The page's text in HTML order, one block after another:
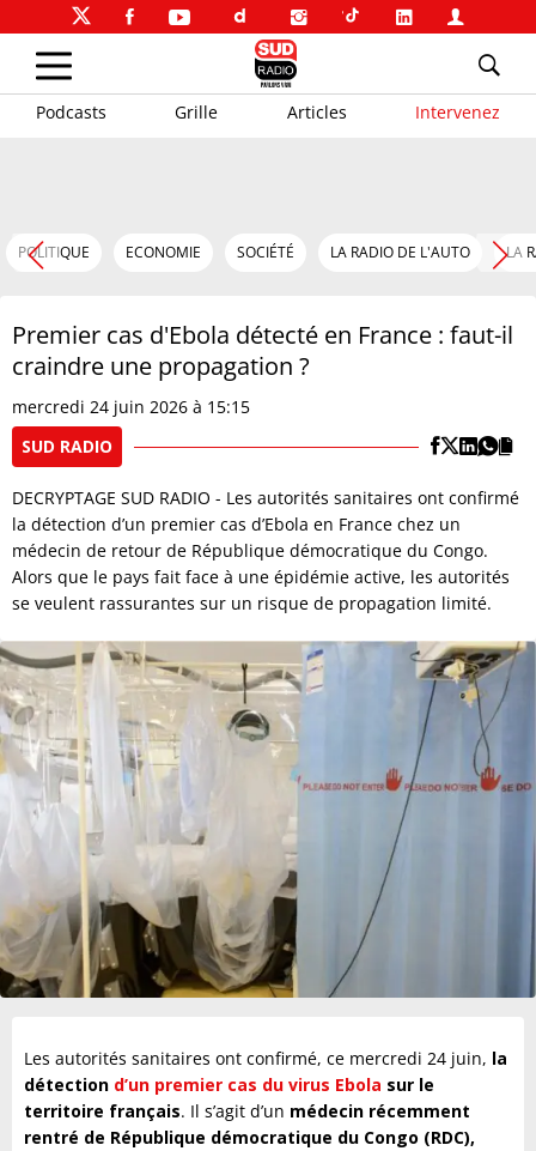
Podcasts Grille Articles Intervenez
POLITIQUE ECONOMIE SOCIÉTÉ LA RADIO DE L'AUTO LA
Premier cas d'Ebola détecté en France : faut-il
craindre une propagation ?
mercredi 24 juin 2026 à 15:15
SUD RADIO
DECRYPTAGE SUD RADIO - Les autorités sanitaires ont confirmé
la détection d’un premier cas d’Ebola en France chez un
médecin de retour de République démocratique du Congo.
Alors que le pays fait face à une épidémie active, les autorités
se veulent rassurantes sur un risque de propagation limité.
Les autorités sanitaires ont confirmé, ce mercredi 24 juin, la
détection d’un premier cas du virus Ebola sur le
territoire français. Il s’agit d’un médecin récemment
rentré de République démocratique du Congo (RDC),